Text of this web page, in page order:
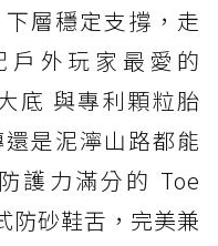
層穩定支撐，走
外玩家最愛的
底 與專利顆粒胎
是泥濘山路都能
護力滿分的 Toe
防砂鞋舌，完美兼